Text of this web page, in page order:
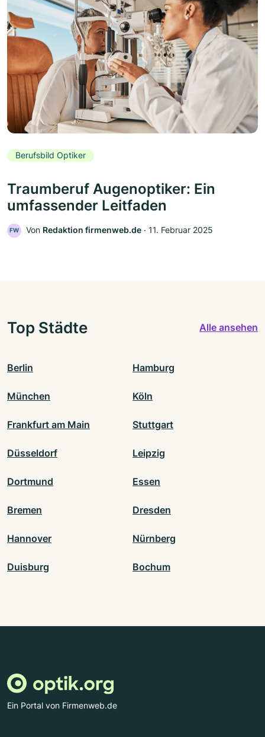
Berufsbild Optiker
Traumberuf Augenoptiker: Ein
umfassender Leitfaden
FW Von Redaktion firmenweb.de ‧ 11. Februar 2025
Top Städte Alle ansehen
Berlin Hamburg
München Köln
Frankfurt am Main Stuttgart
Düsseldorf Leipzig
Dortmund Essen
Bremen Dresden
Hannover Nürnberg
Duisburg Bochum
Ein Portal von Firmenweb.de